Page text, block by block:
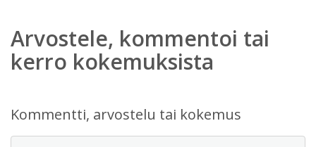
Arvostele, kommentoi tai
kerro kokemuksista
Kommentti, arvostelu tai kokemus